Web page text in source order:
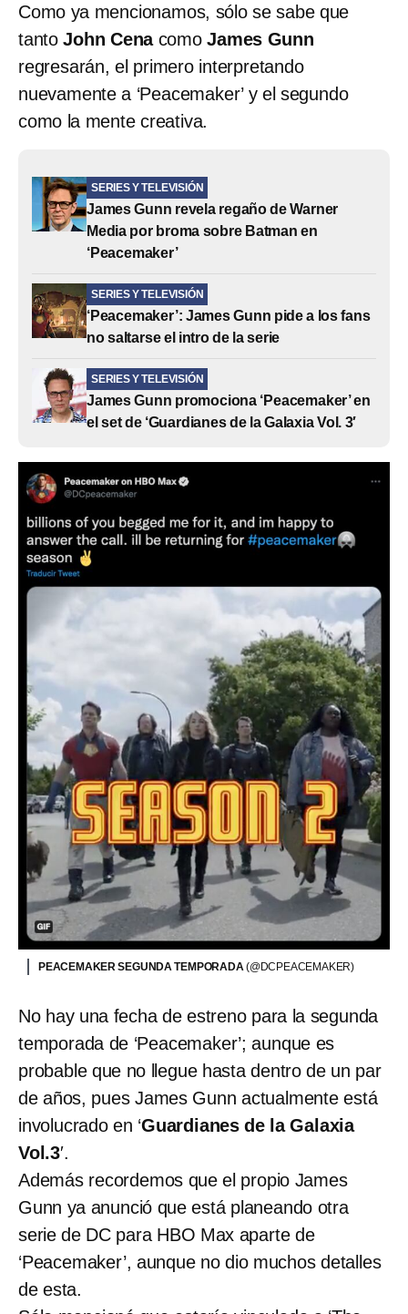
Como ya mencionamos, sólo se sabe que
tantoJohn CenacomoJames Gunn
regresarán, el primero interpretando
nuevamente a ‘Peacemaker’ y el segundo
como la mente creativa.
SERIES Y TELEVISIÓN
James Gunn revela regaño de Warner
Media por broma sobre Batman en
‘Peacemaker’
SERIES Y TELEVISIÓN
‘Peacemaker’: James Gunn pide a los fans
no saltarse el intro de la serie
SERIES Y TELEVISIÓN
James Gunn promociona ‘Peacemaker’ en
el set de ‘Guardianes de la Galaxia Vol. 3′
PEACEMAKER SEGUNDA TEMPORADA(@DCPEACEMAKER)
No hay una fecha de estreno para la segunda
temporada de ‘Peacemaker’; aunque es
probable que no llegue hasta dentro de un par
de años, pues James Gunn actualmente está
involucrado en ‘Guardianes de la Galaxia
Vol.3′.
Además recordemos que el propio James
Gunn ya anunció que está planeando otra
serie de DC para HBO Max aparte de
‘Peacemaker’, aunque no dio muchos detalles
de esta.